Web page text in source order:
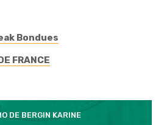
Bondues
FRANCE
DE BERGIN KARINE